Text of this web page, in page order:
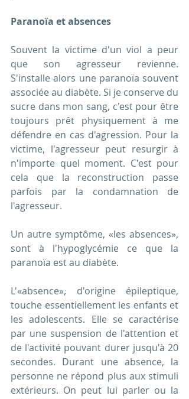
Paranoïa et absences
Souvent la victime d'un viol a peur
que son agresseur revienne.
S'installe alors une paranoïa souvent
associée au diabète. Si je conserve du
sucre dans mon sang, c'est pour être
toujours prêt physiquement à me
défendre en cas d'agression. Pour la
victime, l'agresseur peut resurgir à
n'importe quel moment. C'est pour
cela que la reconstruction passe
parfois par la condamnation de
l'agresseur.
Un autre symptôme, «les absences»,
sont à l'hypoglycémie ce que la
paranoïa est au diabète.
L'«absence», d'origine épileptique,
touche essentiellement les enfants et
les adolescents. Elle se caractérise
par une suspension de l'attention et
de l'activité pouvant durer jusqu'à 20
secondes. Durant une absence, la
personne ne répond plus aux stimuli
extérieurs. On peut lui parler ou la